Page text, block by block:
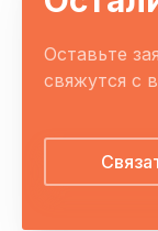
Оставьте
свяжутся с